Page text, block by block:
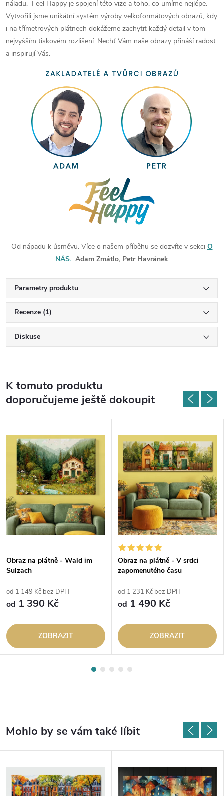
náladu. Feel Happy je spojení této vize a toho, co umíme nejlépe.
Vytvořili jsme unikátní systém výroby velkoformátových obrazů, kdy
i na třímetrových plátnech dokážeme zachytit každý detail v tom
nejvyšším tiskovém rozlišení. Nechť Vám naše obrazy přináší radost
a inspirují Vás.
Od nápadu k úsměvu. Více o našem příběhu se dozvíte v sekci O
NÁS. Adam Zmátlo, Petr Havránek
Parametry produktu
Recenze (1)
Diskuse
K tomuto produktu
doporučujeme ještě dokoupit
Obraz na plátně - Wald im
Sulzach
od 1 149 Kč bez DPH
od 1 390 Kč
ZOBRAZIT
Obraz na plátně - V srdci
zapomenutého času
od 1 231 Kč bez DPH
od 1 490 Kč
ZOBRAZIT